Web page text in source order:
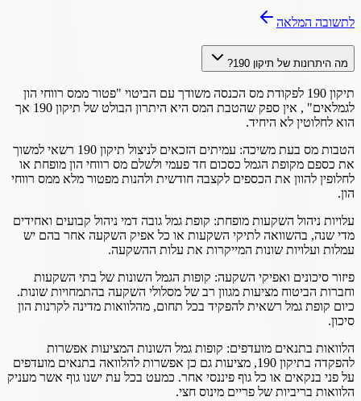
לתשובה המלאה
מה היתרונות של תיקון 190?
תיקון 190 לפקודת מס הכנסה משודך עם הביטוי "פטור ממס רווחי הון
לגמלאים" , אין ספק שהטבת המס היא היתרון הבולט של תיקון 190 אך
הוא לחלוטין לא היחיד.
הטבות מס בעת משיכה: עמיתים הזכאים לניצול תיקון 190 רשאי למשוך
את כספם מקופת הגמל כסכום חד פעמי ולשלם מס רווחי הון מופחת או
לחלופין להוון את הכספים לקצבה חודשית ולהנות מפטור מלא ממס רווחי
הון.
עלויות ניהול השקעות מופחת: קופת גמל גובה דמי ניהול קבועים ואחידים
מדי שנה, בהשוואה לתיקי השקעות או כל אפיק השקעה אחר בהם יש
עמלות ועלויות שונות המייקרות את עלות ההשקעה.
פיזור סיכונים ואפיקי השקעה: קופות הגמל השונות של בתי השקעות
וחברות הביטוח מציעות מגוון רב של מסלולי השקעה בהתמחויות שונות.
כיום קופת גמל רשאית להפקיד בכל תחום, מהלוואות מדינה לקרנות הון
סיכון.
הלוואות בתנאים מועדפים: קופות גמל השונות המציעות אפשרות
להפקדה בתיקון 190, מציעות גם כן אפשרות להלוואה בתנאים מועדפים
על פני בנקאים או כל גוף פיננסי אחר. כמעט בכל עת ישנו גוף אשר מעניק
הלוואות בריביות של פריים מינוס חצי.